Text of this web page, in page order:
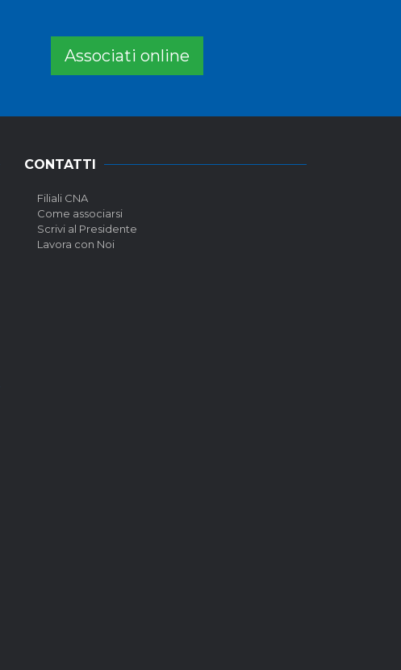
Associati online
CONTATTI
Filiali CNA
Come associarsi
Scrivi al Presidente
Lavora con Noi